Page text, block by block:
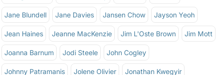
Jane Blundell Jane Davies Jansen Chow Jayson Yeoh
Jean Haines Jeanne MacKenzie Jim L'Oste Brown Jim Mott
Joanna Barnum Jodi Steele John Cogley
Johnny Patramanis Jolene Olivier Jonathan Kwegyir